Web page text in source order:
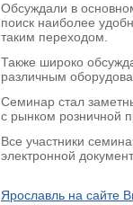
Обсуждали в
поиск наиболее
таким переходом.
Также широко
различным
Семинар стал
с рынком розничной
Все участники
электронной
Ярославль на сайте